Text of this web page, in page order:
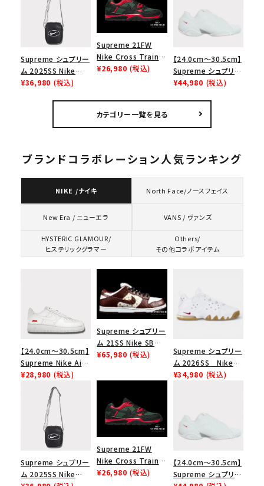
ューズ ホワイト
Supreme シュプリー
ム 2025SS Nike
Leather Shoulder
¥36,980 (税込)
Supreme 21FW
Nike Cross Trainer
Low ナイキクロスト
¥26,980 (税込)
【24.0cm～30.5cm】
Supreme シュプリー
ム 2023AW Nike
カー ホワイト 白
¥44,980 (税込)
カテゴリー一覧を見る
ブランドコラボレーション人気ランキング
NIKE /ナイキ North Face/ノースフェイス
New Era / ニューエラ VANS / ヴァンズ
HYSTERIC GLAMOUR/
ヒステリックグラマー
Others/
その他コラボアイテム
【24.0cm～30.5cm】
Supreme Nike Air
Force 1 Low シュプ
リーム ナイキエアフォ
ース１スニーカー シ
ューズ ホワイト
¥28,980 (税込)
Supreme シュプリー
ム 21SS Nike SB
Dunk Low ナイキSB
¥65,980 (税込)
Supreme シュプリー
ム 2026SS Nike
SB Air Max 2 CB 94
¥34,980 (税込)
Supreme シュプリー
ム 2025SS Nike
Supreme 21FW
Nike Cross Trainer
Low ナイキクロスト
¥26,980 (税込)
【24.0cm～30.5cm】
Supreme シュプリー